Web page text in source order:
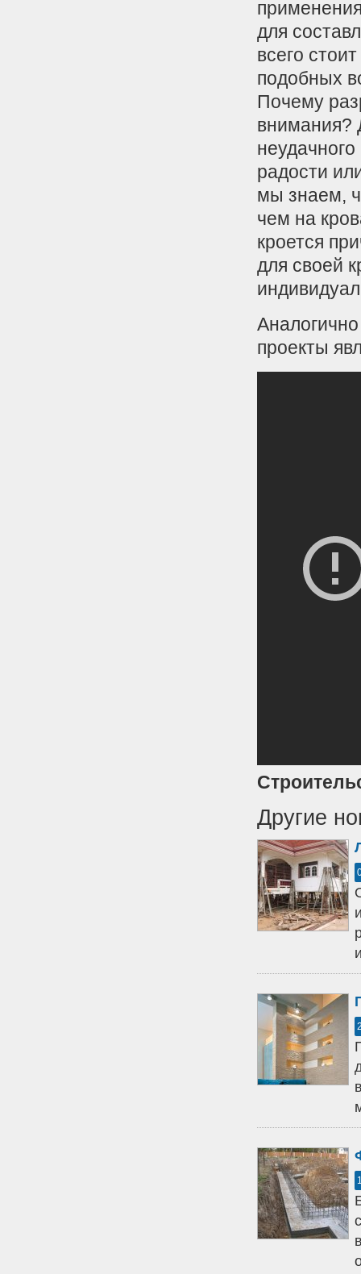
для
всего
подобных
Почему
внимания?
радости
мы знаем,
чем на
кроется
для своей
проекты
Другие